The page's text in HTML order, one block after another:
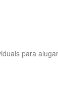
para